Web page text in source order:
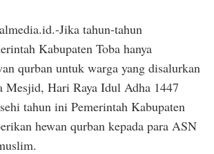
Jika tahun-tahun
Kabupaten Toba hanya
qurban untuk warga yang disalurkan
Mesjid, Hari Raya Idul Adha 1447
tahun ini Pemerintah Kabupaten
hewan qurban kepada para ASN